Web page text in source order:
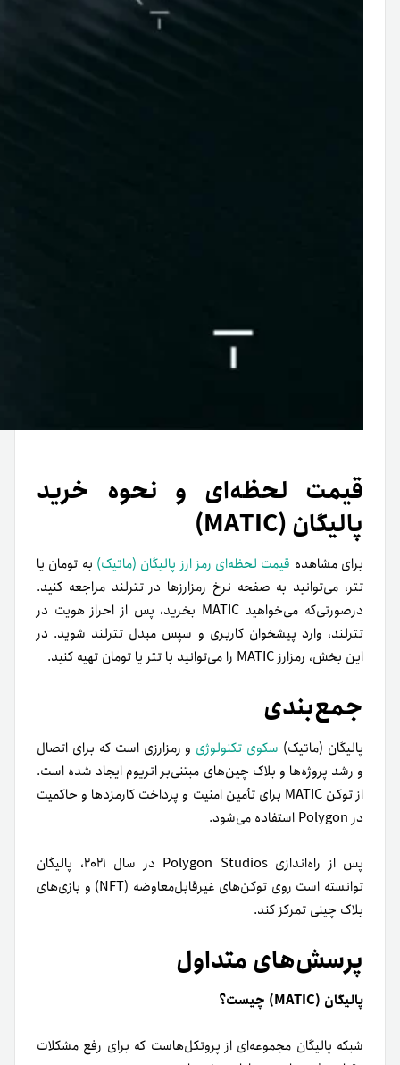
قیمت لحظه‌ای و نحوه خرید
پالیگان (MATIC)
برای مشاهده قیمت لحظه‌ای رمز ارز پالیگان (ماتیک) به تومان یا
تتر، می‌توانید به صفحه نرخ رمزارزها در تترلند مراجعه کنید.
در‌صورتی‌که می‌خواهید MATIC بخرید، پس از احراز هویت در
تترلند، وارد پیشخوان کاربری و سپس مبدل تترلند شوید. در
این بخش، رمزارز MATIC را می‌توانید با تتر یا تومان تهیه کنید.
جمع‌بندی
پالیگان (ماتیک) سکوی تکنولوژی و رمزارزی است که برای اتصال
و رشد پروژه‌ها و بلاک چین‌های مبتنی‌بر اتریوم ایجاد شده است.
از توکن MATIC برای تأمین امنیت و پرداخت کارمزدها و حاکمیت
در Polygon استفاده می‌شود.
پس از راه‌اندازی Polygon Studios در سال ۲۰۲۱، پالیگان
توانسته است روی توکن‌های غیرقابل‌معاوضه (NFT) و بازی‌های
بلاک چینی تمرکز کند.
پرسش‌های متداول
پالیگان (MATIC) چیست؟
شبکه پالیگان مجموعه‌ای از پروتکل‌هاست که برای رفع مشکلات